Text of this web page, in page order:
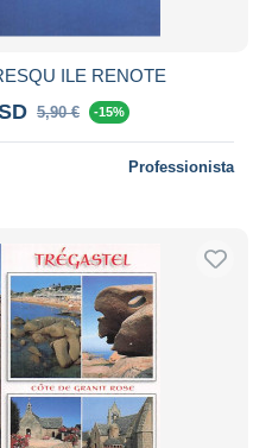
ILE RENOTE
5,90 € -15%
Professionista